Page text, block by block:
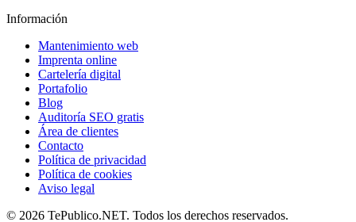
Información
Mantenimiento web
Imprenta online
Cartelería digital
Portafolio
Blog
Auditoría SEO gratis
Área de clientes
Contacto
Política de privacidad
Política de cookies
Aviso legal
© 2026 TePublico.NET. Todos los derechos reservados.